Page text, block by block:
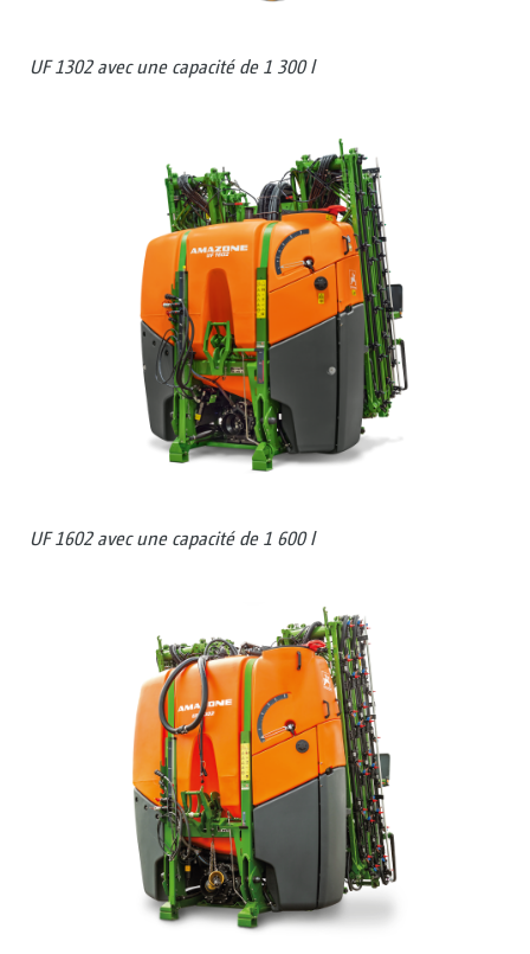
UF 1302 avec une capacité de 1 300 l
UF 1602 avec une capacité de 1 600 l